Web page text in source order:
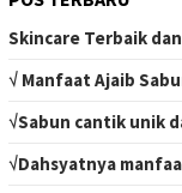
Skincare Terbaik
√ Manfaat Ajaib
√Sabun cantik unik
√Dahsyatnya